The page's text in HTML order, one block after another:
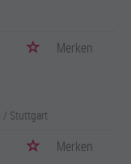
Merken
/ Stuttgart
Merken